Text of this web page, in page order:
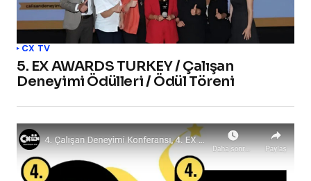
CX TV
5. EX AWARDS TURKEY / Çalışan
Deneyimi Ödülleri / Ödül Töreni